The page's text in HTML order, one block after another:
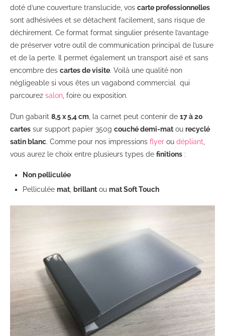
doté d’une couverture translucide, vos carte professionnelles
sont adhésivées et se détachent facilement, sans risque de
déchirement. Ce format format singulier présente l’avantage
de préserver votre outil de communication principal de l’usure
et de la perte. Il permet également un transport aisé et sans
encombre des cartes de visite. Voilà une qualité non
négligeable si vous êtes un vagabond commercial qui
parcourez salon, foire ou exposition.
D’un gabarit 8,5 x 5,4 cm, la carnet peut contenir de 17 à 20
cartes sur support papier 350g couché demi-mat ou recyclé
satin blanc. Comme pour nos impressions flyer ou dépliant,
vous aurez le choix entre plusieurs types de finitions :
Non pelliculée
Pelliculée mat, brillant ou mat Soft Touch